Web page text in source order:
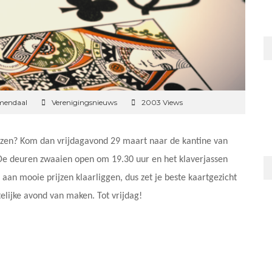
Verenigingsnieuws 2003 Views
Kom dan vrijdagavond 29 maart naar de kantine van
deuren zwaaien open om 19.30 uur en het klaverjassen
mooie prijzen klaarliggen, dus zet je beste kaartgezicht
avond van maken. Tot vrijdag!